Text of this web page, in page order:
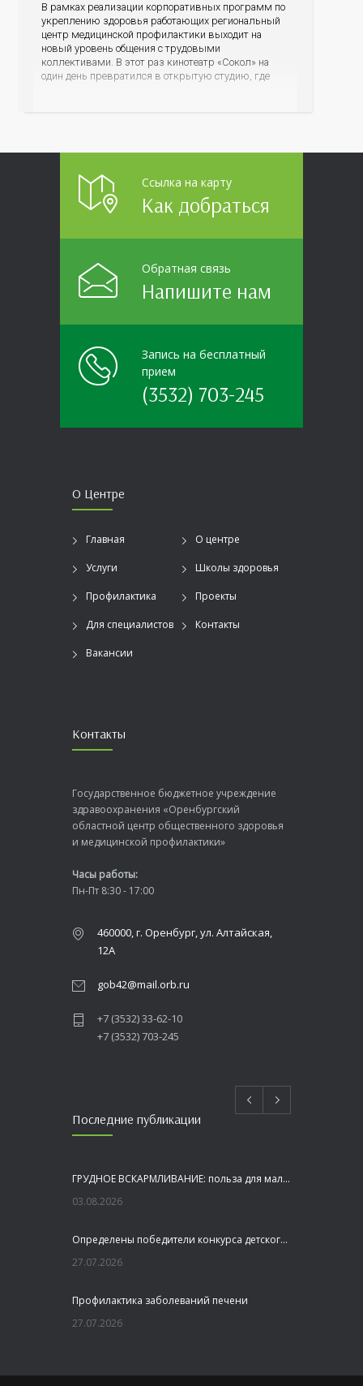
В рамках реализации корпоративных программ по
укреплению здоровья работающих региональный
центр медицинской профилактики выходит на
новый уровень общения с трудовыми
коллективами. В этот раз кинотеатр «Сокол» на
один день превратился в открытую студию, где
Ссылка на карту
Как добраться
Обратная связь
Напишите нам
Запись на бесплатный
прием
(3532) 703-245
О Центре
Главная О центре
Услуги Школы здоровья
Профилактика Проекты
Для специалистов Контакты
Вакансии
Контакты
Государственное бюджетное учреждение
здравоохранения «Оренбургский
областной центр общественного здоровья
и медицинской профилактики»
Часы работы:
Пн-Пт 8:30 - 17:00
460000, г. Оренбург, ул. Алтайская,
12А
gob42@mail.orb.ru
+7 (3532) 33-62-10
+7 (3532) 703-245
Последние публикации
ГРУДНОЕ ВСКАРМЛИВАНИЕ: польза для малыша и мамы
03.08.2026
Определены победители конкурса детского рисунка «Я шагаю по Оренбуржью»
27.07.2026
Профилактика заболеваний печени
27.07.2026